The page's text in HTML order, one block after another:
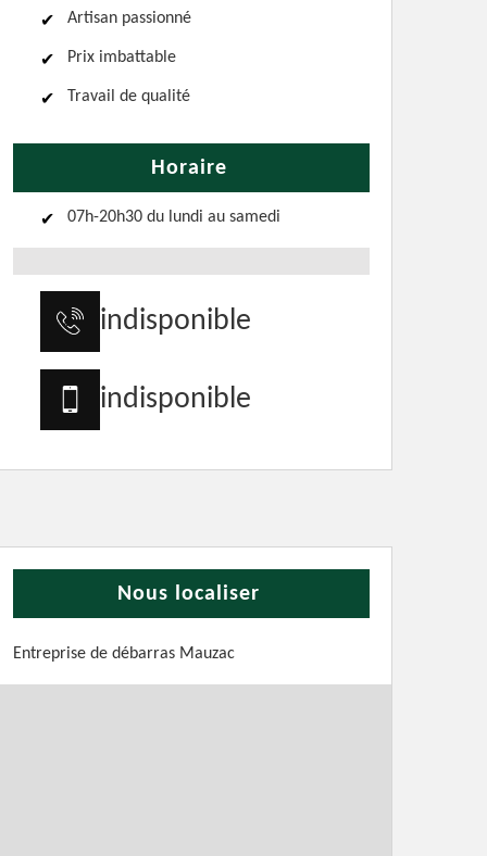
Artisan passionné
Prix imbattable
Travail de qualité
Horaire
07h-20h30 du lundi au samedi
indisponible
indisponible
Nous localiser
Entreprise de débarras Mauzac